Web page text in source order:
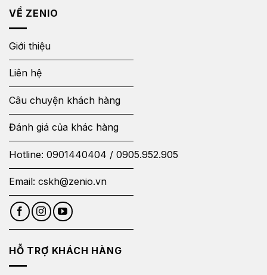
VỀ ZENIO
Giới thiệu
Liên hệ
Câu chuyện khách hàng
Đánh giá của khác hàng
Hotline: 0901440404 / 0905.952.905
Email: cskh@zenio.vn
HỖ TRỢ KHÁCH HÀNG